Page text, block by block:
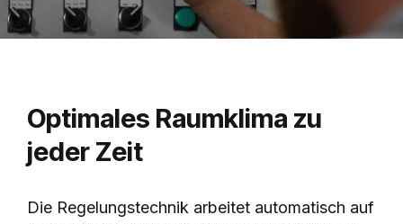
Optimales Raumklima zu
jeder Zeit
Die Regelungstechnik arbeitet automatisch auf